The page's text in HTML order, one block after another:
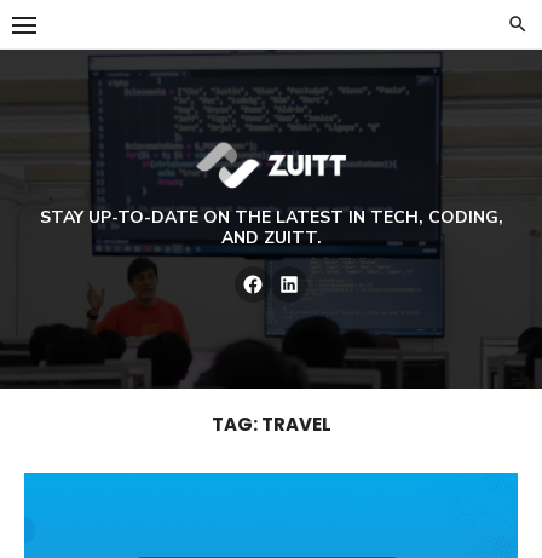
Skip
to
STAY UP-TO-DATE ON THE LATEST IN TECH, CODING,
AND ZUITT.
Facebook
TAG:TRAVEL